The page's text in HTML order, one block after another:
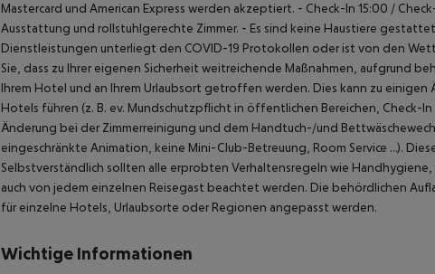
Mastercard und American Express werden akzeptiert. - Check-In 15:00 /
Ausstattung und rollstuhlgerechte Zimmer. - Es sind keine Haustiere
Dienstleistungen unterliegt den COVID-19 Protokollen oder ist von den
Sie, dass zu Ihrer eigenen Sicherheit weitreichende Maßnahmen, aufgrund
Ihrem Hotel und an Ihrem Urlaubsort getroffen werden. Dies kann zu
Hotels führen (z. B. ev. Mundschutzpflicht in öffentlichen Bereichen, Check-
Änderung bei der Zimmerreinigung und dem Handtuch-/und
eingeschränkte Animation, keine Mini-Club-Betreuung, Room Service …).
Selbstverständlich sollten alle erprobten Verhaltensregeln wie
auch von jedem einzelnen Reisegast beachtet werden. Die behördlichen
für einzelne Hotels, Urlaubsorte oder Regionen angepasst werden.
Wichtige Informationen